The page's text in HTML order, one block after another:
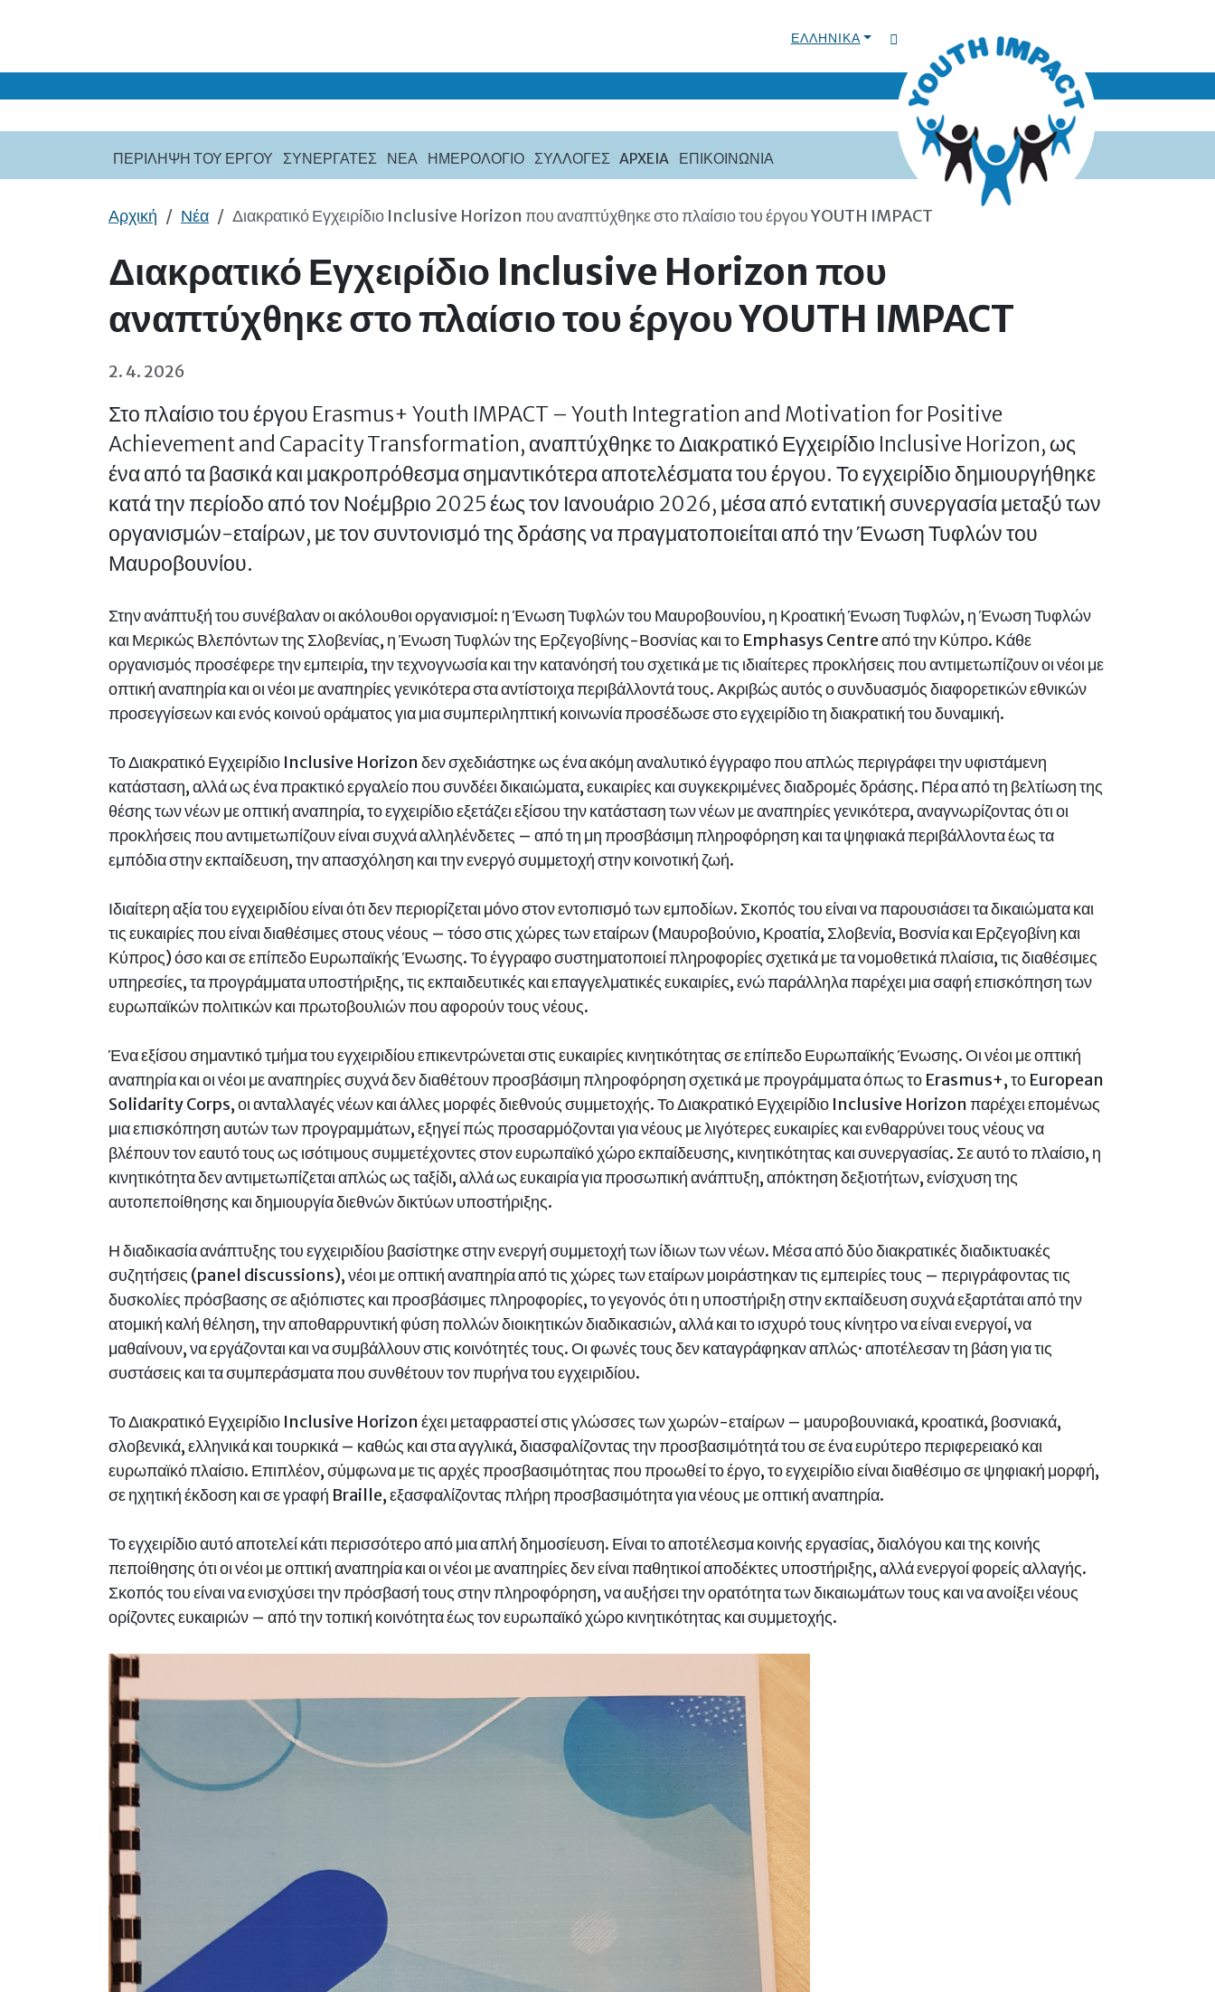
ΕΛΛΗΝΙΚΆ
TOGGLE DARK MODE
ΠΕΡΙΛΗΨΗ ΤΟΥ ΕΡΓΟΥ ΣΥΝΕΡΓΑΤΕΣ ΝΈΑ ΗΜΕΡΟΛΟΓΙΟ ΣΥΛΛΟΓΈΣ APXEIA ΕΠΙΚΟΙΝΩΝΙΑ
Αρχική Νέα Διακρατικό Εγχειρίδιο Inclusive Horizon που αναπτύχθηκε στο πλαίσιο του έργου YOUTH IMPACT
Διακρατικό Εγχειρίδιο Inclusive Horizon που
αναπτύχθηκε στο πλαίσιο του έργου YOUTH IMPACT
2. 4. 2026
Στο πλαίσιο του έργου Erasmus+ Youth IMPACT – Youth Integration and Motivation for Positive
Achievement and Capacity Transformation, αναπτύχθηκε το Διακρατικό Εγχειρίδιο Inclusive Horizon, ως
ένα από τα βασικά και μακροπρόθεσμα σημαντικότερα αποτελέσματα του έργου. Το εγχειρίδιο δημιουργήθηκε
κατά την περίοδο από τον Νοέμβριο 2025 έως τον Ιανουάριο 2026, μέσα από εντατική συνεργασία μεταξύ των
οργανισμών-εταίρων, με τον συντονισμό της δράσης να πραγματοποιείται από την Ένωση Τυφλών του
Μαυροβουνίου.
Στην ανάπτυξή του συνέβαλαν οι ακόλουθοι οργανισμοί: η Ένωση Τυφλών του Μαυροβουνίου, η Κροατική Ένωση Τυφλών, η Ένωση Τυφλών
και Μερικώς Βλεπόντων της Σλοβενίας, η Ένωση Τυφλών της Ερζεγοβίνης-Βοσνίας και το Emphasys Centre από την Κύπρο. Κάθε
οργανισμός προσέφερε την εμπειρία, την τεχνογνωσία και την κατανόησή του σχετικά με τις ιδιαίτερες προκλήσεις που αντιμετωπίζουν οι νέοι με
οπτική αναπηρία και οι νέοι με αναπηρίες γενικότερα στα αντίστοιχα περιβάλλοντά τους. Ακριβώς αυτός ο συνδυασμός διαφορετικών εθνικών
προσεγγίσεων και ενός κοινού οράματος για μια συμπεριληπτική κοινωνία προσέδωσε στο εγχειρίδιο τη διακρατική του δυναμική.
Το Διακρατικό Εγχειρίδιο Inclusive Horizon δεν σχεδιάστηκε ως ένα ακόμη αναλυτικό έγγραφο που απλώς περιγράφει την υφιστάμενη
κατάσταση, αλλά ως ένα πρακτικό εργαλείο που συνδέει δικαιώματα, ευκαιρίες και συγκεκριμένες διαδρομές δράσης. Πέρα από τη βελτίωση της
θέσης των νέων με οπτική αναπηρία, το εγχειρίδιο εξετάζει εξίσου την κατάσταση των νέων με αναπηρίες γενικότερα, αναγνωρίζοντας ότι οι
προκλήσεις που αντιμετωπίζουν είναι συχνά αλληλένδετες – από τη μη προσβάσιμη πληροφόρηση και τα ψηφιακά περιβάλλοντα έως τα
εμπόδια στην εκπαίδευση, την απασχόληση και την ενεργό συμμετοχή στην κοινοτική ζωή.
Ιδιαίτερη αξία του εγχειριδίου είναι ότι δεν περιορίζεται μόνο στον εντοπισμό των εμποδίων. Σκοπός του είναι να παρουσιάσει τα δικαιώματα και
τις ευκαιρίες που είναι διαθέσιμες στους νέους – τόσο στις χώρες των εταίρων (Μαυροβούνιο, Κροατία, Σλοβενία, Βοσνία και Ερζεγοβίνη και
Κύπρος) όσο και σε επίπεδο Ευρωπαϊκής Ένωσης. Το έγγραφο συστηματοποιεί πληροφορίες σχετικά με τα νομοθετικά πλαίσια, τις διαθέσιμες
υπηρεσίες, τα προγράμματα υποστήριξης, τις εκπαιδευτικές και επαγγελματικές ευκαιρίες, ενώ παράλληλα παρέχει μια σαφή επισκόπηση των
ευρωπαϊκών πολιτικών και πρωτοβουλιών που αφορούν τους νέους.
Ένα εξίσου σημαντικό τμήμα του εγχειριδίου επικεντρώνεται στις ευκαιρίες κινητικότητας σε επίπεδο Ευρωπαϊκής Ένωσης. Οι νέοι με οπτική
αναπηρία και οι νέοι με αναπηρίες συχνά δεν διαθέτουν προσβάσιμη πληροφόρηση σχετικά με προγράμματα όπως το Erasmus+, το European
Solidarity Corps, οι ανταλλαγές νέων και άλλες μορφές διεθνούς συμμετοχής. Το Διακρατικό Εγχειρίδιο Inclusive Horizon παρέχει επομένως
μια επισκόπηση αυτών των προγραμμάτων, εξηγεί πώς προσαρμόζονται για νέους με λιγότερες ευκαιρίες και ενθαρρύνει τους νέους να
βλέπουν τον εαυτό τους ως ισότιμους συμμετέχοντες στον ευρωπαϊκό χώρο εκπαίδευσης, κινητικότητας και συνεργασίας. Σε αυτό το πλαίσιο, η
κινητικότητα δεν αντιμετωπίζεται απλώς ως ταξίδι, αλλά ως ευκαιρία για προσωπική ανάπτυξη, απόκτηση δεξιοτήτων, ενίσχυση της
αυτοπεποίθησης και δημιουργία διεθνών δικτύων υποστήριξης.
Η διαδικασία ανάπτυξης του εγχειριδίου βασίστηκε στην ενεργή συμμετοχή των ίδιων των νέων. Μέσα από δύο διακρατικές διαδικτυακές
συζητήσεις (panel discussions), νέοι με οπτική αναπηρία από τις χώρες των εταίρων μοιράστηκαν τις εμπειρίες τους – περιγράφοντας τις
δυσκολίες πρόσβασης σε αξιόπιστες και προσβάσιμες πληροφορίες, το γεγονός ότι η υποστήριξη στην εκπαίδευση συχνά εξαρτάται από την
ατομική καλή θέληση, την αποθαρρυντική φύση πολλών διοικητικών διαδικασιών, αλλά και το ισχυρό τους κίνητρο να είναι ενεργοί, να
μαθαίνουν, να εργάζονται και να συμβάλλουν στις κοινότητές τους. Οι φωνές τους δεν καταγράφηκαν απλώς· αποτέλεσαν τη βάση για τις
συστάσεις και τα συμπεράσματα που συνθέτουν τον πυρήνα του εγχειριδίου.
Το Διακρατικό Εγχειρίδιο Inclusive Horizon έχει μεταφραστεί στις γλώσσες των χωρών-εταίρων – μαυροβουνιακά, κροατικά, βοσνιακά,
σλοβενικά, ελληνικά και τουρκικά – καθώς και στα αγγλικά, διασφαλίζοντας την προσβασιμότητά του σε ένα ευρύτερο περιφερειακό και
ευρωπαϊκό πλαίσιο. Επιπλέον, σύμφωνα με τις αρχές προσβασιμότητας που προωθεί το έργο, το εγχειρίδιο είναι διαθέσιμο σε ψηφιακή μορφή,
σε ηχητική έκδοση και σε γραφή Braille, εξασφαλίζοντας πλήρη προσβασιμότητα για νέους με οπτική αναπηρία.
Το εγχειρίδιο αυτό αποτελεί κάτι περισσότερο από μια απλή δημοσίευση. Είναι το αποτέλεσμα κοινής εργασίας, διαλόγου και της κοινής
πεποίθησης ότι οι νέοι με οπτική αναπηρία και οι νέοι με αναπηρίες δεν είναι παθητικοί αποδέκτες υποστήριξης, αλλά ενεργοί φορείς αλλαγής.
Σκοπός του είναι να ενισχύσει την πρόσβασή τους στην πληροφόρηση, να αυξήσει την ορατότητα των δικαιωμάτων τους και να ανοίξει νέους
ορίζοντες ευκαιριών – από την τοπική κοινότητα έως τον ευρωπαϊκό χώρο κινητικότητας και συμμετοχής.